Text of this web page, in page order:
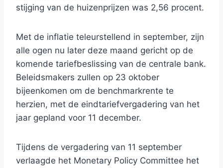
stijging van de huizenprijzen was 2,56 procent.
Met de inflatie teleurstellend in september, zijn
alle ogen nu later deze maand gericht op de
komende tariefbeslissing van de centrale bank.
Beleidsmakers zullen op 23 oktober
bijeenkomen om de benchmarkrente te
herzien, met de eindtariefvergadering van het
jaar gepland voor 11 december.
Tijdens de vergadering van 11 september
verlaagde het Monetary Policy Committee het